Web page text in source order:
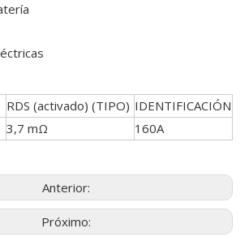
RDS (activado) (TIPO) IDENTIFICACIÓN
3,7 mΩ 160A
Anterior:
Próximo: